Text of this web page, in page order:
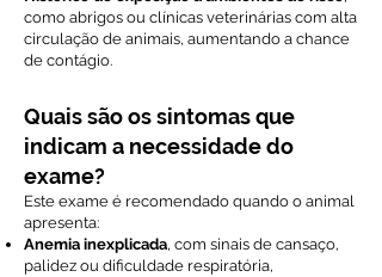
como abrigos ou clínicas veterinárias com alta
circulação de animais, aumentando a chance
de contágio.
Quais são os sintomas que
indicam a necessidade do
exame?
Este exame é recomendado quando o animal
apresenta:
Anemia inexplicada, com sinais de cansaço,
palidez ou dificuldade respiratória,